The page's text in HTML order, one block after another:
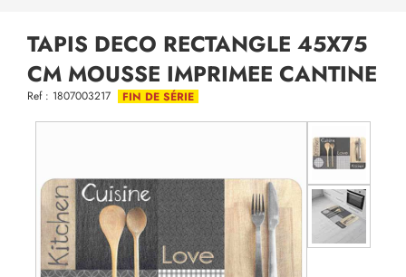
TAPIS DECO RECTANGLE 45X75
CM MOUSSE IMPRIMEE CANTINE
Ref : 1807003217 FIN DE SÉRIE